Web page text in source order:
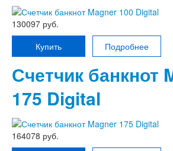
130097 руб.
Купить
Подробнее
Счетчик банкнот
175 Digital
164078 руб.